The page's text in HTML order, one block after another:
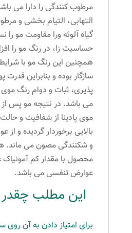
مرطوب کنندگی را دارا می
التهابی، التیام بخشی و
گیاه آلوئه ورا مقاومت مو را
حساسیت زا، در رنگ مو را
همچنین این رنگ مو با
سازگار بوده و بنابراین قدرت
پذیری، ثبات و دوام رنگ موی
می باشد. در نتیجه مو پس
موی پادینا از شفافیت و
بالایی برخوردار گردیده و
و شکنندگی مصون می ماند.
محصول با مقدار کم آمونیاک
عوارض تنفسی می باشد.
این مطلب چقدر
برای امتیاز دادن به آن روی